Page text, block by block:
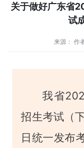
关于做好广东省
试
来源： 作
我省
招生考试（
日统一发布